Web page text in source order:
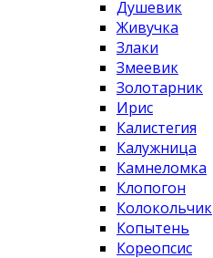
Душевик
Живучка
Злаки
Змеевик
Золотарник
Ирис
Калистегия
Калужница
Камнеломка
Клопогон
Колокольчик
Копытень
Кореопсис